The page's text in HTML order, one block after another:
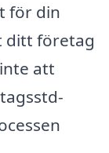
för din
ditt företag
att